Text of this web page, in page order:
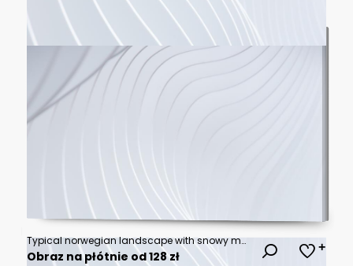
Typical norwegian landscape with snowy mountains and clear lake near the Trolltunga rock - most spectacular and famous scenic cliff in Norway
Obraz na płótnie od 128 zł